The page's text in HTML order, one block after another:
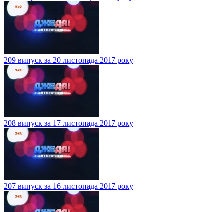
209 випуск за 20 листопада 2017 року
208 випуск за 17 листопада 2017 року
207 випуск за 16 листопада 2017 року